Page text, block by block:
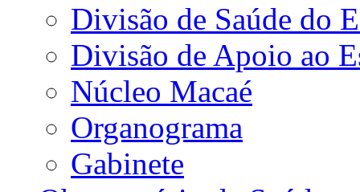
Divisão de Saúde do
Divisão de Apoio ao
Núcleo Macaé
Organograma
Gabinete